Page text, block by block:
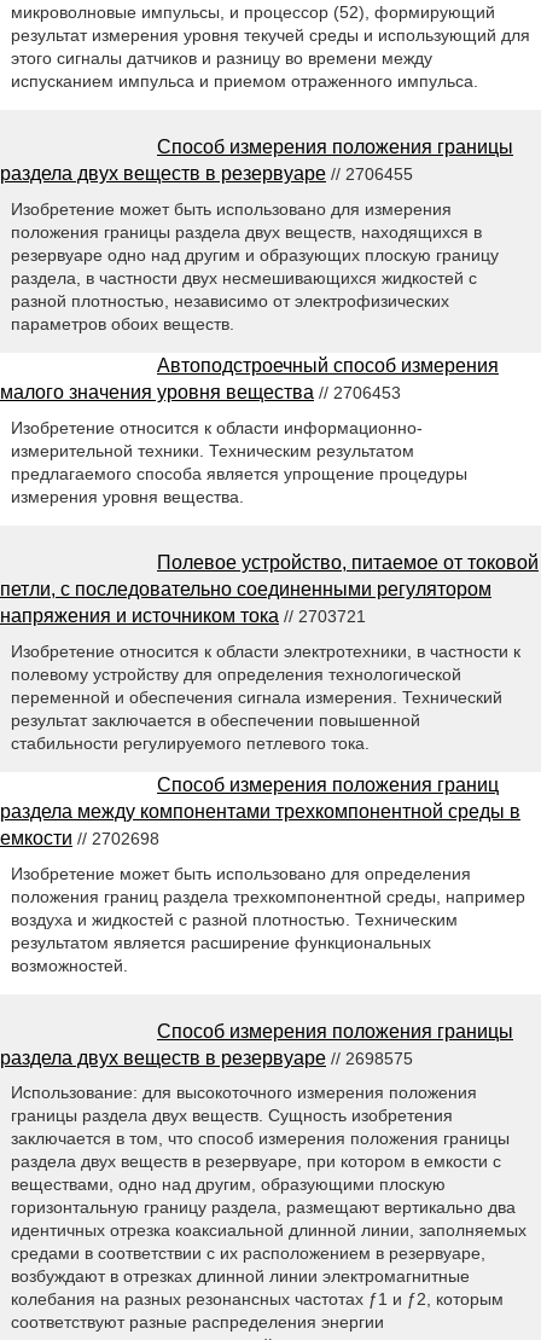
микроволновые импульсы, и процессор (52), формирующий
результат измерения уровня текучей среды и использующий для
этого сигналы датчиков и разницу во времени между
испусканием импульса и приемом отраженного импульса.
Способ измерения положения границы
раздела двух веществ в резервуаре // 2706455
Изобретение может быть использовано для измерения
положения границы раздела двух веществ, находящихся в
резервуаре одно над другим и образующих плоскую границу
раздела, в частности двух несмешивающихся жидкостей с
разной плотностью, независимо от электрофизических
параметров обоих веществ.
Автоподстроечный способ измерения
малого значения уровня вещества // 2706453
Изобретение относится к области информационно-
измерительной техники. Техническим результатом
предлагаемого способа является упрощение процедуры
измерения уровня вещества.
Полевое устройство, питаемое от токовой
петли, с последовательно соединенными регулятором
напряжения и источником тока // 2703721
Изобретение относится к области электротехники, в частности к
полевому устройству для определения технологической
переменной и обеспечения сигнала измерения. Технический
результат заключается в обеспечении повышенной
стабильности регулируемого петлевого тока.
Способ измерения положения границ
раздела между компонентами трехкомпонентной среды в
емкости // 2702698
Изобретение может быть использовано для определения
положения границ раздела трехкомпонентной среды, например
воздуха и жидкостей с разной плотностью. Техническим
результатом является расширение функциональных
возможностей.
Способ измерения положения границы
раздела двух веществ в резервуаре // 2698575
Использование: для высокоточного измерения положения
границы раздела двух веществ. Сущность изобретения
заключается в том, что способ измерения положения границы
раздела двух веществ в резервуаре, при котором в емкости с
веществами, одно над другим, образующими плоскую
горизонтальную границу раздела, размещают вертикально два
идентичных отрезка коаксиальной длинной линии, заполняемых
средами в соответствии с их расположением в резервуаре,
возбуждают в отрезках длинной линии электромагнитные
колебания на разных резонансных частотах ƒ1 и ƒ2, которым
соответствуют разные распределения энергии